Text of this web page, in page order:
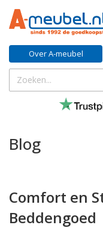
Over A-meubel
Blog
Comfort en
Beddengoed